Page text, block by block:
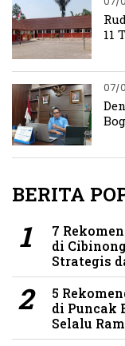
11
07/
BERITA
7
di
Strategis
5
di Puncak
Selalu